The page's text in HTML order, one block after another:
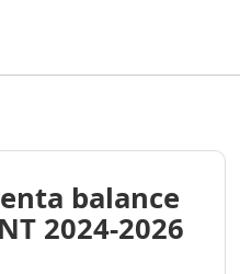
balance
2024-2026